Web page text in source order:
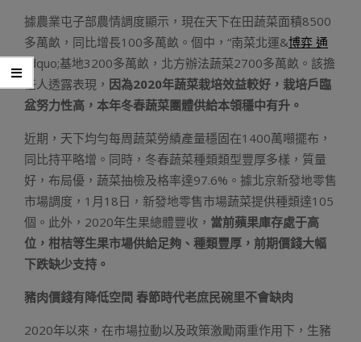
據農業屯子部農情調度顯示，現在天下在田蔬菜面積8500
多萬畝，同比增長100多萬畝。個中，“南菜北運&博弈 通
rdquo;基地3200多萬畝，北方辦法蔬菜2700多萬畝。該擔
任人透露表現， 因為2020年蔬菜栽培效益較好，栽培戶臨
盆努力性高，本年冬春蔬菜團體供給本領穩中有升。
近期，天下均勻每周蔬菜勞績產量穩固在1400萬噸擺布，
同比持平略增。同時，冬春蔬菜種類類型豐厚多樣，質量
好，布局優，蔬菜抽檢及格率達97.6%。據北京新發地零售
市場調度，1月18日，新發地零售市場蔬菜提供種類達105
個。此外，2020年生果總體豐收， 當前蘋果庫存處于高
位，柑桔等生果市場供給足夠、種類豐厚，前期價錢大幅
下跌缺少支持。
豬肉價錢有降低空間 春節時代老庶民碗里不會缺肉
2020年以來，在市場拉動以及政策激勵兩重作用下，生豬